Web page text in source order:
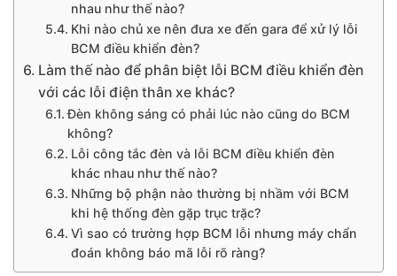
nhau như thế nào?
Khi nào chủ xe nên đưa xe đến gara để xử lý lỗi
BCM điều khiển đèn?
Làm thế nào để phân biệt lỗi BCM điều khiển đèn
với các lỗi điện thân xe khác?
Đèn không sáng có phải lúc nào cũng do BCM
không?
Lỗi công tắc đèn và lỗi BCM điều khiển đèn
khác nhau như thế nào?
Những bộ phận nào thường bị nhầm với BCM
khi hệ thống đèn gặp trục trặc?
Vì sao có trường hợp BCM lỗi nhưng máy chẩn
đoán không báo mã lỗi rõ ràng?